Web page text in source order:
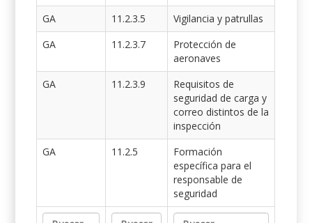
GA
11.2.3.5
Vigilancia y patrullas
GA
11.2.3.7
Protección de
aeronaves
GA
11.2.3.9
Requisitos de
seguridad de carga y
correo distintos de la
inspección
GA
11.2.5
Formación
específica para el
responsable de
seguridad